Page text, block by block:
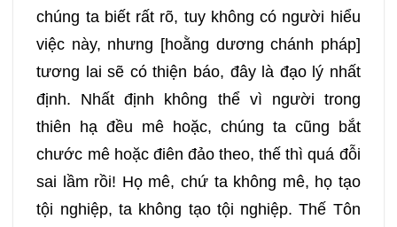
chúng ta biết rất rõ, tuy không có người hiểu
việc này, nhưng [hoằng dương chánh pháp]
tương lai sẽ có thiện báo, đây là đạo lý nhất
định. Nhất định không thể vì người trong
thiên hạ đều mê hoặc, chúng ta cũng bắt
chước mê hoặc điên đảo theo, thế thì quá đỗi
sai lầm rồi! Họ mê, chứ ta không mê, họ tạo
tội nghiệp, ta không tạo tội nghiệp. Thế Tôn